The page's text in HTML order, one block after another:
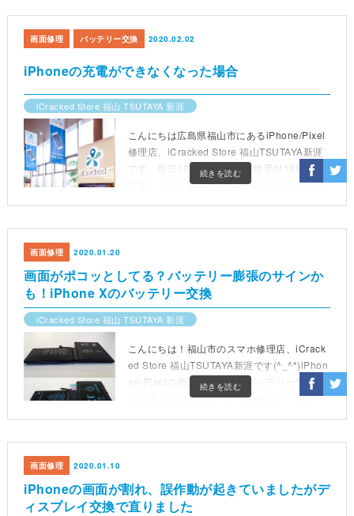
iPhoneの充電ができなくなった場合
画面修理 バッテリー交換 2020.02.02
iCracked Store 福山 TSUTAYA 新涯
続きを読む
こんにちは広島県福山市にあるiPhone/Pixel
修理店、iCracked Store 福山TSUTAYA新涯
です。毎日10時から19時(最終受付18時)まで
営業しております(*´∀｀)充電ができなくなっ
画面がポコッとしてる？バッテリー膨張のサインか
も！iPhone Xのバッテリー交換
画面修理 2020.01.20
iCracked Store 福山 TSUTAYA 新涯
続きを読む
こんにちは！福山市のスマホ修理店、iCrack
ed Store 福山TSUTAYA新涯です(^_^*)iPhon
eやPixelの画面割れ修理、バッテリー交換な
どを承っております。iPhoneXのバッテリー
iPhoneの画面が割れ、誤作動が起きていましたがデ
ィスプレイ交換で直りました
画面修理 2020.01.10